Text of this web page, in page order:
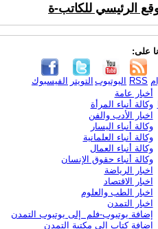
الرئيسي للكاتب-ة
على:
الفيسبوك التويتر اليوتيوب RSS
أخبار عامة
وكالة أنباء المرأة
اخبار الأدب والفن
وكالة أنباء اليسار
وكالة أنباء العلمانية
وكالة أنباء العمال
وكالة أنباء حقوق الإنسان
اخبار الرياضة
اخبار الاقتصاد
اخبار الطب والعلوم
اخبار التمدن
إضافة يوتيوب-فلم إلى يوتيوب التمدن
إضافة كتاب إلى مكتبة التمدن